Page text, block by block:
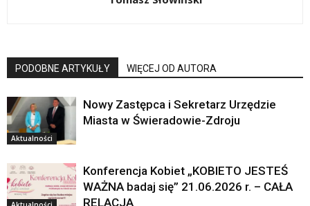
PODOBNE ARTYKUŁY WIĘCEJ OD AUTORA
Aktualności
Nowy Zastępca i Sekretarz Urzędzie
Miasta w Świeradowie-Zdroju
Konferencja Kobiet „KOBIETO JESTEŚ
WAŻNA badaj się” 21.06.2026 r. – CAŁA
RELACJA